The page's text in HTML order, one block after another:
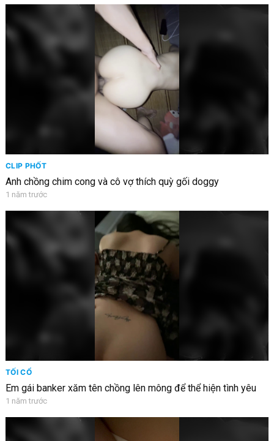
CLIP PHỐT
Anh chồng chim cong và cô vợ thích quỳ gối doggy
1 năm trước
TỐI CỔ
Em gái banker xăm tên chồng lên mông để thể hiện tình yêu
1 năm trước